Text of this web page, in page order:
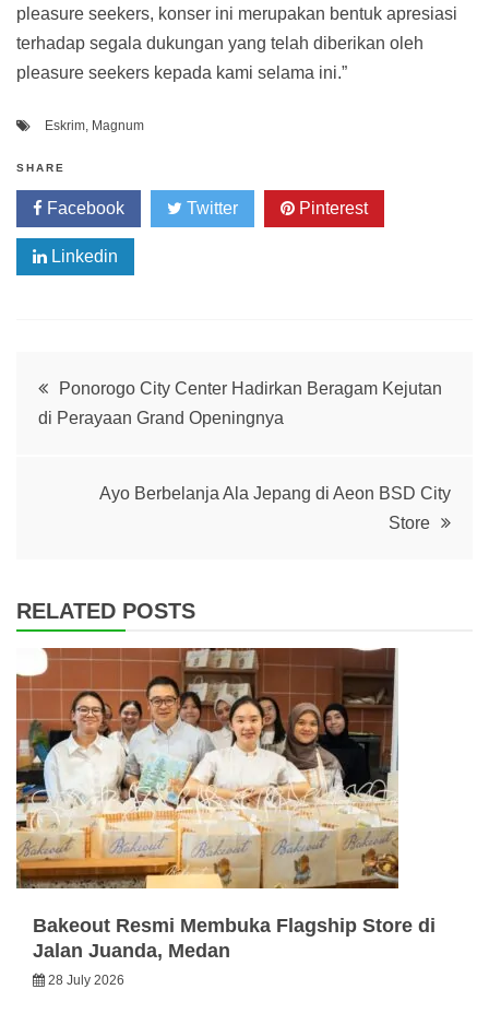
pleasure seekers, konser ini merupakan bentuk apresiasi
terhadap segala dukungan yang telah diberikan oleh
pleasure seekers kepada kami selama ini.”
Eskrim, Magnum
SHARE
Facebook Twitter Pinterest
Linkedin
Post
navigation
Ponorogo City Center Hadirkan Beragam Kejutan
di Perayaan Grand Openingnya
Ayo Berbelanja Ala Jepang di Aeon BSD City
Store
RELATED POSTS
Bakeout Resmi Membuka Flagship Store di
Jalan Juanda, Medan
28 July 2026